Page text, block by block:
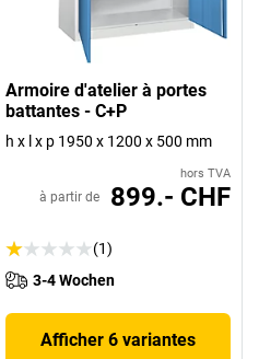
Armoire d'atelier à portes
battantes - C+P
h x l x p 1950 x 1200 x 500 mm
hors TVA
à partir de 899.- CHF
(1)
3-4 Wochen
Afficher 6 variantes